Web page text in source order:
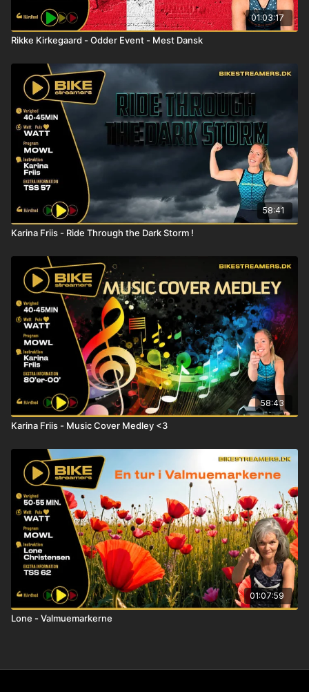
01:03:17
Rikke Kirkegaard - Odder Event - Mest Dansk
58:41
Karina Friis - Ride Through the Dark Storm !
58:43
Karina Friis - Music Cover Medley <3
01:07:59
Lone - Valmuemarkerne